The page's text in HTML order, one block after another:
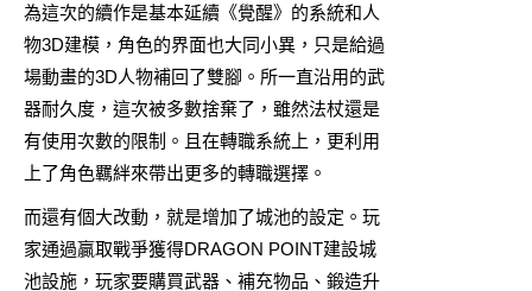
為這次的續作是基本延續《覺醒》的系統和人
物3D建模，角色的界面也大同小異，只是給過
場動畫的3D人物補回了雙腳。所一直沿用的武
器耐久度，這次被多數捨棄了，雖然法杖還是
有使用次數的限制。且在轉職系統上，更利用
上了角色羈絆來帶出更多的轉職選擇。
而還有個大改動，就是增加了城池的設定。玩
家通過贏取戰爭獲得DRAGON POINT建設城
池設施，玩家要購買武器、補充物品、鍛造升